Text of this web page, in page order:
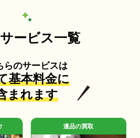
ービス一覧
らのサービスは
基本料金に
まれます
遺品の買取